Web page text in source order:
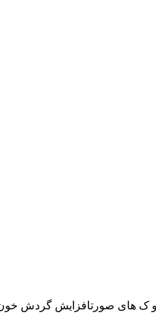
ک های صورتافزایش گردش